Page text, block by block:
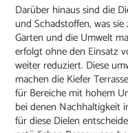
Darüber hinaus sind die
und Schadstoffen, was
Garten und die Umwelt
erfolgt ohne den Einsatz
weiter reduziert. Diese
machen die Kiefer
für Bereiche mit hohem
bei denen Nachhaltigkeit
für diese Dielen